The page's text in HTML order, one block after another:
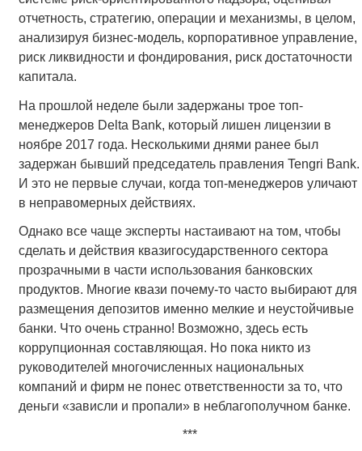
отчетность, стратегию, операции и механизмы, в целом,
анализируя бизнес-модель, корпоративное управление,
риск ликвидности и фондирования, риск достаточности
капитала.
На прошлой неделе были задержаны трое топ-
менеджеров Delta Bank, который лишен лицензии в
ноябре 2017 года. Несколькими днями ранее был
задержан бывший председатель правления Tengri Bank.
И это не первые случаи, когда топ-менеджеров уличают
в неправомерных действиях.
Однако все чаще эксперты настаивают на том, чтобы
сделать и действия квазигосударственного сектора
прозрачными в части использования банковских
продуктов. Многие квази почему-то часто выбирают для
размещения депозитов именно мелкие и неустойчивые
банки. Что очень странно! Возможно, здесь есть
коррупционная составляющая. Но пока никто из
руководителей многочисленных национальных
компаний и фирм не понес ответственности за то, что
деньги «зависли и пропали» в неблагополучном банке.
***